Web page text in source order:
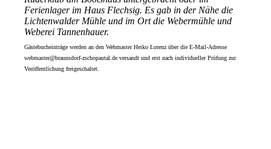
Ferienlager im Haus Flechsig. Es gab in der Nähe die
Lichtenwalder Mühle und im Ort die Webermühle und
Weberei Tannenhauer.
Gästebucheinträge werden an den Webmaster Heiko Lorenz über die E-Mail-Adresse
webmaster@braunsdorf-zschopautal.de versandt und erst nach individueller Prüfung zur
Veröffentlichung freigeschaltet.